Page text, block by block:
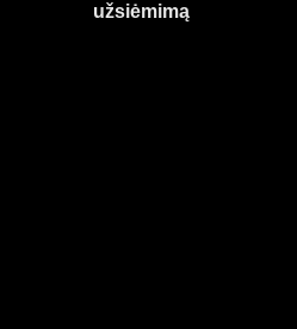
užsiėmimą